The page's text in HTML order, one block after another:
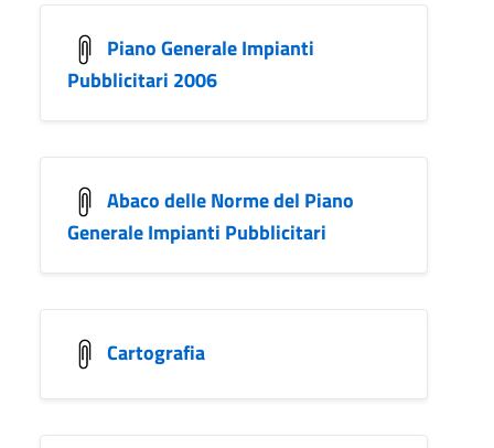
Piano Generale Impianti
Pubblicitari 2006
Abaco delle Norme del Piano
Generale Impianti Pubblicitari
Cartografia